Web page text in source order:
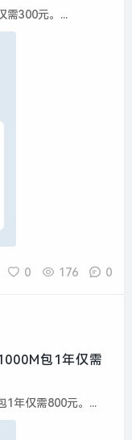
需300元。...
0 176 0
包1年仅需
1年仅需800元。...